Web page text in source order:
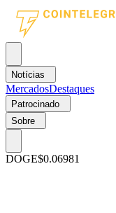
Notícias
MercadosDestaques
Patrocinado
Sobre
DOGE$0.06981